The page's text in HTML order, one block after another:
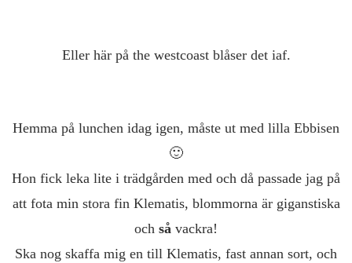
Eller här på the westcoast blåser det iaf.
Hemma på lunchen idag igen, måste ut med lilla Ebbisen
🙂
Hon fick leka lite i trädgården med och då passade jag på
att fota min stora fin Klematis, blommorna är giganstiska
och så vackra!
Ska nog skaffa mig en till Klematis, fast annan sort, och